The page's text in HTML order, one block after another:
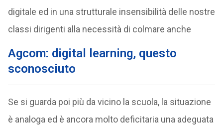
digitale ed in una strutturale insensibilità delle nostre
classi dirigenti alla necessità di colmare anche
Agcom: digital learning, questo
sconosciuto
Se si guarda poi più da vicino la scuola, la situazione
è analoga ed è ancora molto deficitaria una adeguata